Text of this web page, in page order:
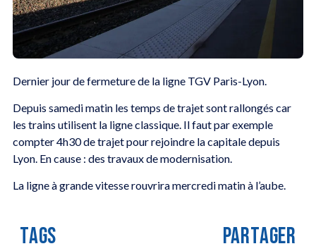
Dernier jour de fermeture de la ligne TGV Paris-Lyon.
Depuis samedi matin les temps de trajet sont rallongés car
les trains utilisent la ligne classique. Il faut par exemple
compter 4h30 de trajet pour rejoindre la capitale depuis
Lyon. En cause : des travaux de modernisation.
La ligne à grande vitesse rouvrira mercredi matin à l’aube.
TAGS PARTAGER